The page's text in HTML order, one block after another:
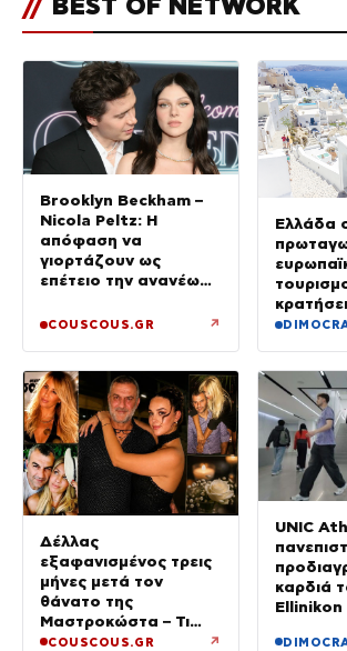
Brooklyn Beckham –
Nicola Peltz: Η
απόφαση να
γιορτάζουν ως
επέτειο την ανανέωση
«Είχε καταλήξει να
COUSCOUS.GR ↗
Ελλάδα
πέρα
Δέλλας
εξαφανισμένος τρεις
μήνες μετά τον
θάνατο της
Μαστροκώστα – Τι
ζήτησε από την κόρη
COUSCOUS.GR ↗
UNIC
καρδιά
Ellinikon